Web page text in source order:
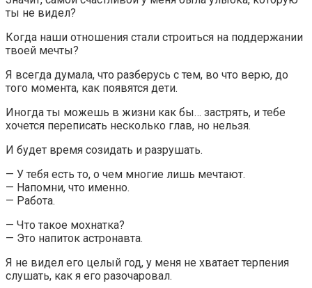
ты не видел?
Когда наши отношения стали строиться на поддержании
твоей мечты?
Я всегда думала, что разберусь с тем, во что верю, до
того момента, как появятся дети.
Иногда ты можешь в жизни как бы… застрять, и тебе
хочется переписать несколько глав, но нельзя.
И будет время созидать и разрушать.
— У тебя есть то, о чем многие лишь мечтают.
— Напомни, что именно.
— Работа.
— Что такое мохнатка?
— Это напиток астронавта.
Я не видел его целый год, у меня не хватает терпения
слушать, как я его разочаровал.